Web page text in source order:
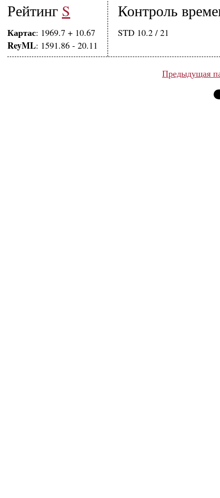
Рейтинг S
Картас: 1969.7 + 10.67
ReyML: 1591.86 - 20.11
Контроль
STD 10.2 / 21
Предыдущая